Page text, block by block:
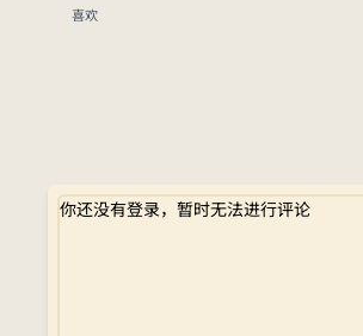
喜欢
你还没有登录，暂时无法进行评论